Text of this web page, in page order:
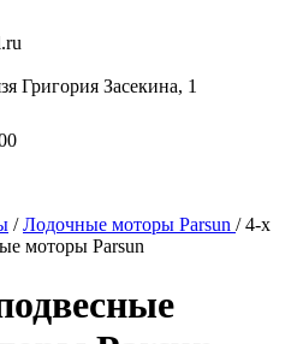
Григория Засекина, 1
/Лодочные моторы Parsun /4-х
моторы Parsun